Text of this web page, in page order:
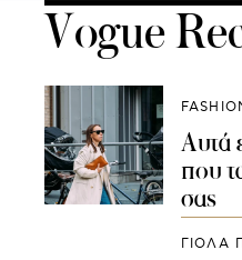
Vogue
Αυτά
που
σας
ΓΙΌΛΑ